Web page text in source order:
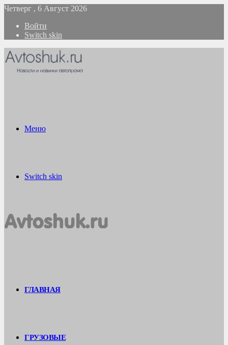
Четверг , 6 Август 2026
Войти
Switch skin
Меню
Switch skin
ГЛАВНАЯ
ГРУЗОВЫЕ